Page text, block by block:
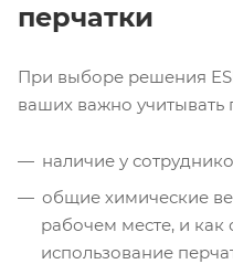
перчатки
При выборе решения
ваших важно учитывать
наличие у
общие химические
рабочем месте, и как
использование